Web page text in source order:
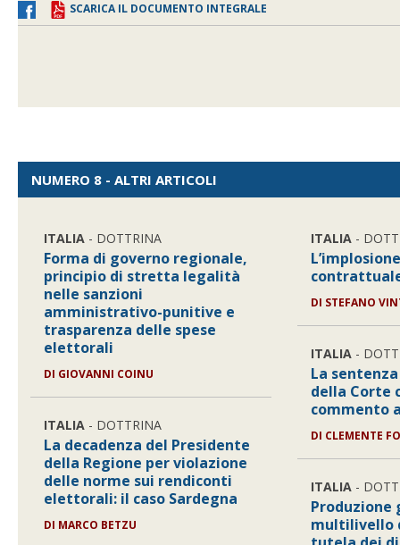
SCARICA IL DOCUMENTO INTEGRALE
NUMERO 8 - ALTRI ARTICOLI
ITALIA - DOTTRINA
Forma di governo regionale,
principio di stretta legalità
nelle sanzioni
amministrativo-punitive e
trasparenza delle spese
elettorali
DI GIOVANNI COINU
ITALIA - DOTTRINA
La decadenza del Presidente
della Regione per violazione
delle norme sui rendiconti
elettorali: il caso Sardegna
DI MARCO BETZU
ITALIA -
DI STEFANO
ITALIA -
La sentenza
della Corte
commento
DI CLEMENTE
ITALIA -
Produzione
multilivello